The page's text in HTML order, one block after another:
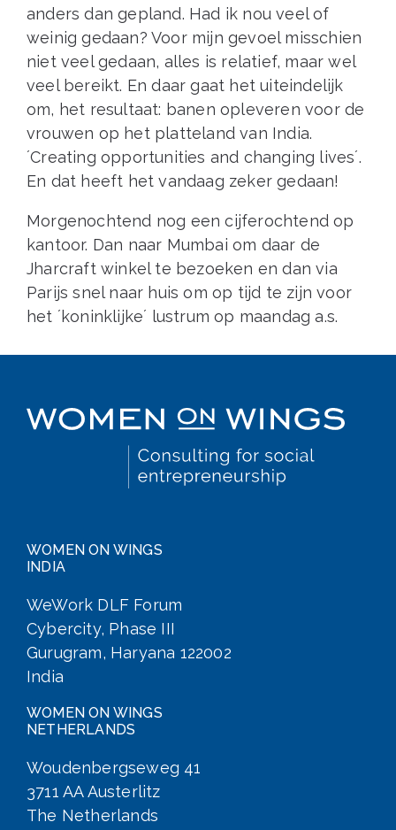
anders dan gepland. Had ik nou veel of
weinig gedaan? Voor mijn gevoel misschien
niet veel gedaan, alles is relatief, maar wel
veel bereikt. En daar gaat het uiteindelijk
om, het resultaat: banen opleveren voor de
vrouwen op het platteland van India.
´Creating opportunities and changing lives´.
En dat heeft het vandaag zeker gedaan!
Morgenochtend nog een cijferochtend op
kantoor. Dan naar Mumbai om daar de
Jharcraft winkel te bezoeken en dan via
Parijs snel naar huis om op tijd te zijn voor
het ´koninklijke´ lustrum op maandag a.s.
WOMEN ON WINGS
INDIA
WeWork DLF Forum
Cybercity, Phase III
Gurugram, Haryana 122002
India
WOMEN ON WINGS
NETHERLANDS
Woudenbergseweg 41
3711 AA Austerlitz
The Netherlands